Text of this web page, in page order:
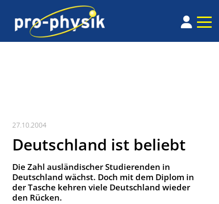
27.10.2004
Deutschland ist beliebt
Die Zahl ausländischer Studierenden in
Deutschland wächst. Doch mit dem Diplom in
der Tasche kehren viele Deutschland wieder
den Rücken.